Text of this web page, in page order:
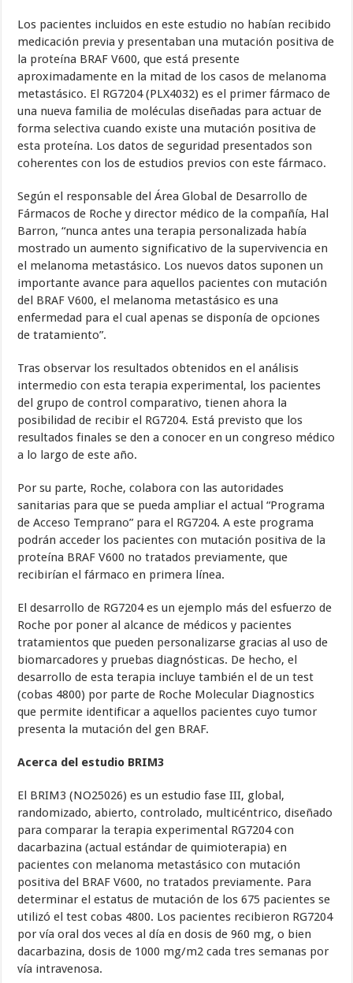
Los pacientes incluidos en este estudio no habían recibido
medicación previa y presentaban una mutación positiva de
la proteína BRAF V600, que está presente
aproximadamente en la mitad de los casos de melanoma
metastásico. El RG7204 (PLX4032) es el primer fármaco de
una nueva familia de moléculas diseñadas para actuar de
forma selectiva cuando existe una mutación positiva de
esta proteína. Los datos de seguridad presentados son
coherentes con los de estudios previos con este fármaco.
Según el responsable del Área Global de Desarrollo de
Fármacos de Roche y director médico de la compañía, Hal
Barron, “nunca antes una terapia personalizada había
mostrado un aumento significativo de la supervivencia en
el melanoma metastásico. Los nuevos datos suponen un
importante avance para aquellos pacientes con mutación
del BRAF V600, el melanoma metastásico es una
enfermedad para el cual apenas se disponía de opciones
de tratamiento”.
Tras observar los resultados obtenidos en el análisis
intermedio con esta terapia experimental, los pacientes
del grupo de control comparativo, tienen ahora la
posibilidad de recibir el RG7204. Está previsto que los
resultados finales se den a conocer en un congreso médico
a lo largo de este año.
Por su parte, Roche, colabora con las autoridades
sanitarias para que se pueda ampliar el actual “Programa
de Acceso Temprano” para el RG7204. A este programa
podrán acceder los pacientes con mutación positiva de la
proteína BRAF V600 no tratados previamente, que
recibirían el fármaco en primera línea.
El desarrollo de RG7204 es un ejemplo más del esfuerzo de
Roche por poner al alcance de médicos y pacientes
tratamientos que pueden personalizarse gracias al uso de
biomarcadores y pruebas diagnósticas. De hecho, el
desarrollo de esta terapia incluye también el de un test
(cobas 4800) por parte de Roche Molecular Diagnostics
que permite identificar a aquellos pacientes cuyo tumor
presenta la mutación del gen BRAF.
Acerca del estudio BRIM3
El BRIM3 (NO25026) es un estudio fase III, global,
randomizado, abierto, controlado, multicéntrico, diseñado
para comparar la terapia experimental RG7204 con
dacarbazina (actual estándar de quimioterapia) en
pacientes con melanoma metastásico con mutación
positiva del BRAF V600, no tratados previamente. Para
determinar el estatus de mutación de los 675 pacientes se
utilizó el test cobas 4800. Los pacientes recibieron RG7204
por vía oral dos veces al día en dosis de 960 mg, o bien
dacarbazina, dosis de 1000 mg/m2 cada tres semanas por
vía intravenosa.